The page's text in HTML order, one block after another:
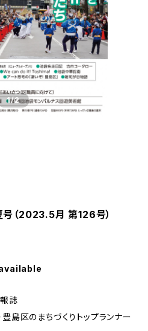
1/2
（2023.5月 第126号）
誌
豊島区のまちづくりトップランナー